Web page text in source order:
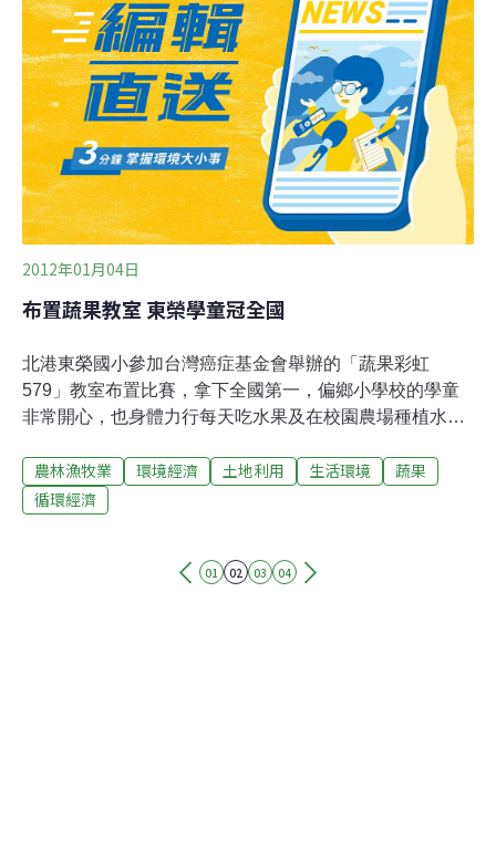
「這項新行動確實為我們孩子的健康改變遊戲規則。」她
指出：「這是1家美國大公司，全球品牌，但他確實改變
做生意的方式，讓我們的孩子可以更健康生活。」迪士尼
聲明，迪士尼頻道、迪士迪XD、DisneyJunior、迪士尼電
台（Radio Disney）及迪士尼所屬的兒童網站所有食物飲
料廣告，自2015年起都需符合其規定的營養指導方針。
「營養指導方針和聯邦
2012年01月04日
布置蔬果教室 東榮學童冠全國
北港東榮國小參加台灣癌症基金會舉辦的「蔬果彩虹
579」教室布置比賽，拿下全國第一，偏鄉小學校的學童
非常開心，也身體力行每天吃水果及在校園農場種植水
只有50餘名學生的東榮國小，師生們感情像是家人般，只
要參加比賽，幾乎都是全校總動員，去年底學童們得知要
賽公布成績，東榮國小拿下全國第一名，消息傳回，全校
農林漁牧業 環境經濟 土地利用 生活環境
蔬果
循環經濟
01 02 03 04